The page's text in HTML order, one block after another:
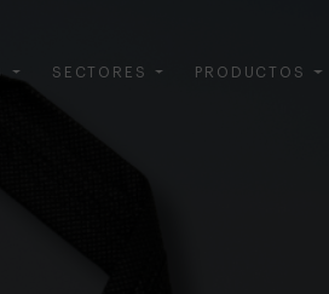
SECTORES PRODUCTOS